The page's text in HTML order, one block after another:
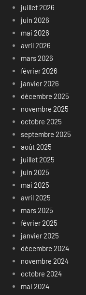
juillet 2026
juin 2026
mai 2026
avril 2026
mars 2026
février 2026
janvier 2026
décembre 2025
novembre 2025
octobre 2025
septembre 2025
août 2025
juillet 2025
juin 2025
mai 2025
avril 2025
mars 2025
février 2025
janvier 2025
décembre 2024
novembre 2024
octobre 2024
mai 2024